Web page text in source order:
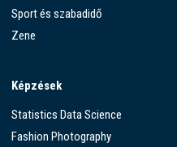
Sport és szabadidő
Zene
Képzések
Statistics Data Science
Fashion Photography